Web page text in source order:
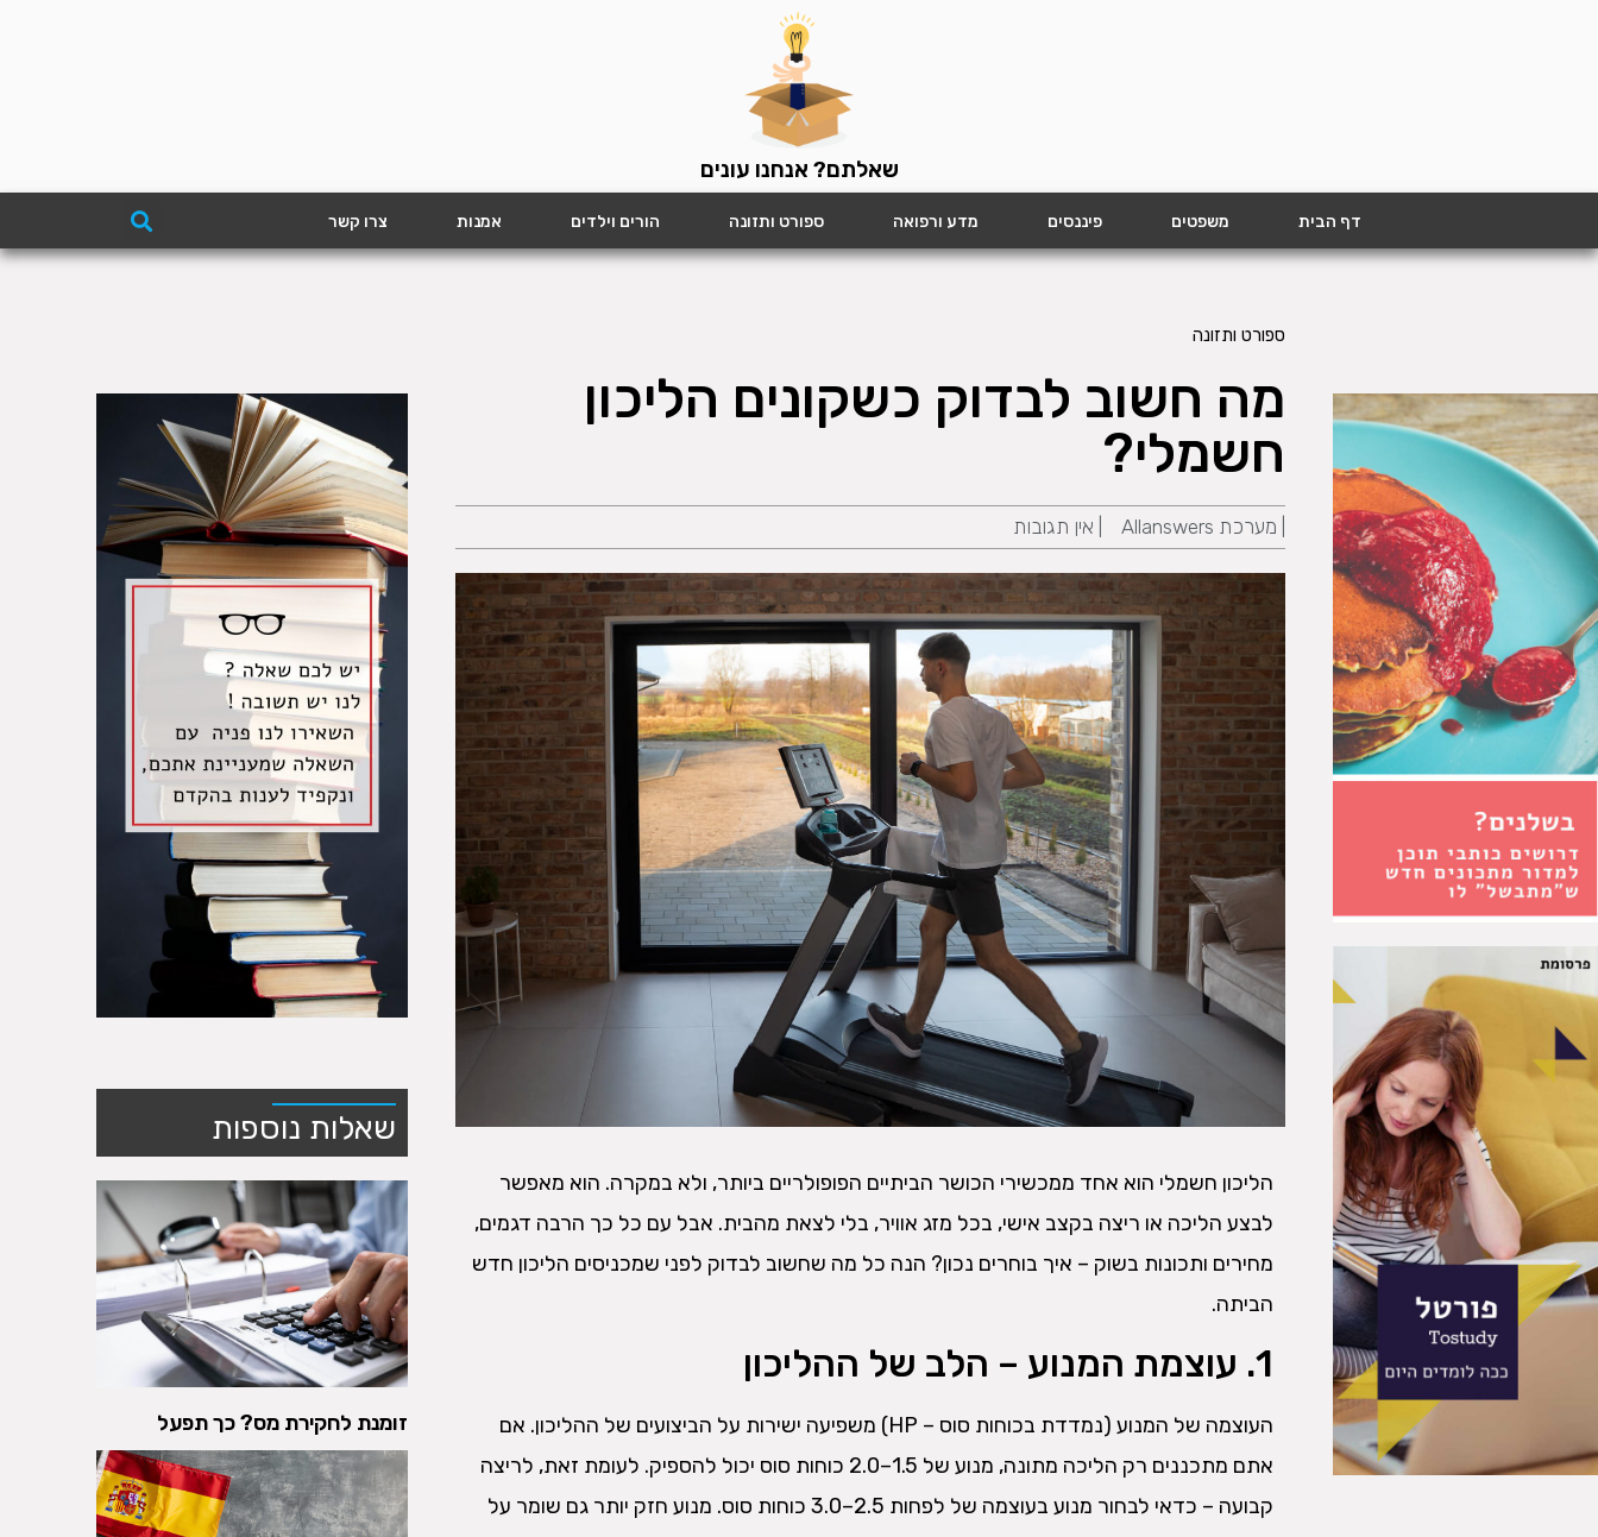
שאלתם? אנחנו עונים
דף הבית משפטים פיננסים מדע ורפואה ספורט ותזונה הורים וילדים אמנות צרו קשר
ספורט ותזונה
מה חשוב לבדוק כשקונים הליכון
חשמלי?
מערכת Allanswers אין תגובות
הליכון חשמלי הוא אחד ממכשירי הכושר הביתיים הפופולריים ביותר, ולא במקרה. הוא מאפשר
לבצע הליכה או ריצה בקצב אישי, בכל מזג אוויר, בלי לצאת מהבית. אבל עם כל כך הרבה דגמים,
מחירים ותכונות בשוק – איך בוחרים נכון? הנה כל מה שחשוב לבדוק לפני שמכניסים הליכון חדש
הביתה.
1. עוצמת המנוע – הלב של ההליכון
העוצמה של המנוע (נמדדת בכוחות סוס – HP) משפיעה ישירות על הביצועים של ההליכון. אם
אתם מתכננים רק הליכה מתונה, מנוע של 1.5–2.0 כוחות סוס יכול להספיק. לעומת זאת, לריצה
קבועה – כדאי לבחור מנוע בעוצמה של לפחות 2.5–3.0 כוחות סוס. מנוע חזק יותר גם שומר על
שאלות נוספות
זומנת לחקירת מס? כך תפעל